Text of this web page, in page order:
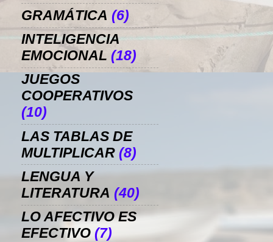
GRAMÁTICA (6)
INTELIGENCIA
EMOCIONAL (18)
JUEGOS
COOPERATIVOS
(10)
LAS TABLAS DE
MULTIPLICAR (8)
LENGUA Y
LITERATURA (40)
LO AFECTIVO ES
EFECTIVO (7)